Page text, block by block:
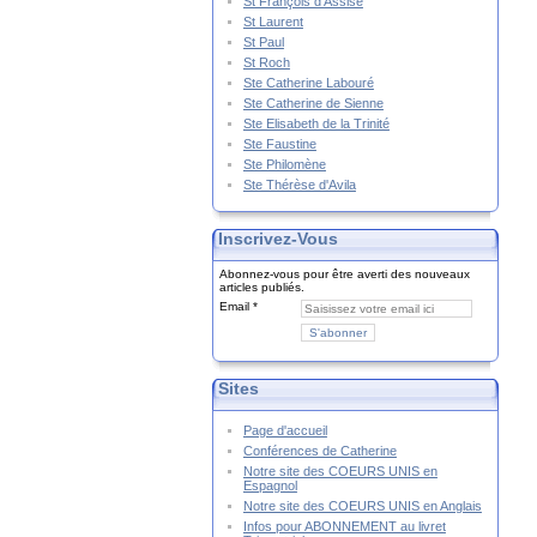
St Laurent
St Paul
St Roch
Ste Catherine Labouré
Ste Catherine de Sienne
Ste Elisabeth de la Trinité
Ste Faustine
Ste Philomène
Ste Thérèse d'Avila
Inscrivez-Vous
Abonnez-vous pour être averti des nouveaux
articles publiés.
Email
Sites
Page d'accueil
Conférences de Catherine
Notre site des COEURS UNIS en
Espagnol
Notre site des COEURS UNIS en Anglais
Infos pour ABONNEMENT au livret